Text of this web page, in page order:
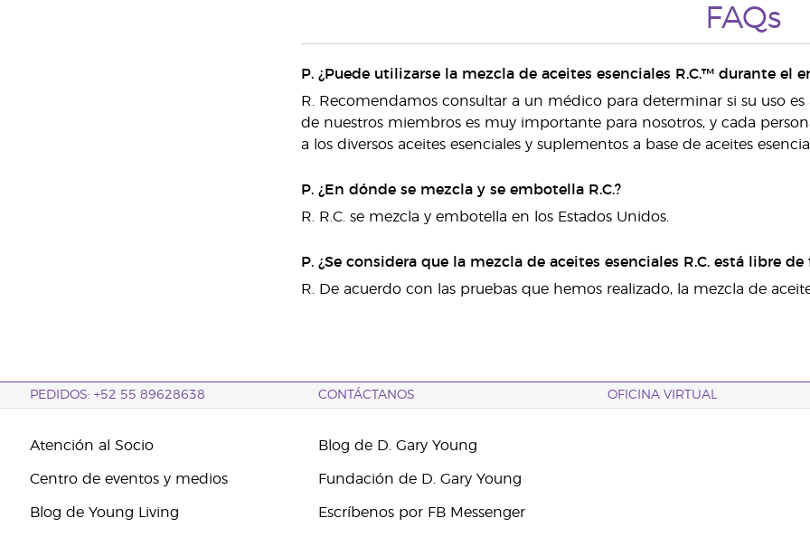
FAQs
P. ¿Puede utilizarse la mezcla de aceites esenciales R.C.™ durante el
R. Recomendamos consultar a un médico para determinar si su uso
de nuestros miembros es muy importante para nosotros, y cada
a los diversos aceites esenciales y suplementos a base de aceites
P. ¿En dónde se mezcla y se embotella R.C.?
R. R.C. se mezcla y embotella en los Estados Unidos.
P. ¿Se considera que la mezcla de aceites esenciales R.C. está libre de
R. De acuerdo con las pruebas que hemos realizado, la mezcla de
PEDIDOS: +52 55 89628638 CONTÁCTANOS OFICINA VIRTUAL
Atención al Socio
Centro de eventos y medios
Blog de Young Living
Blog de D. Gary Young
Fundación de D. Gary Young
Escríbenos por FB Messenger